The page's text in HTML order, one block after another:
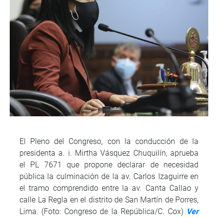
El Pleno del Congreso, con la conducción de la
presidenta a. i. Mirtha Vásquez Chuquilín, aprueba
el PL 7671 que propone declarar de necesidad
pública la culminación de la av. Carlos Izaguirre en
el tramo comprendido entre la av. Canta Callao y
calle La Regla en el distrito de San Martín de Porres,
Lima. (Foto: Congreso de la República/C. Cox) Ver